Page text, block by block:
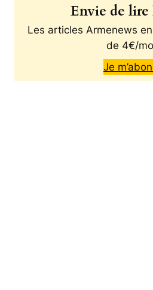
Envie de lire
Les articles Armenews
de 4€/
Je